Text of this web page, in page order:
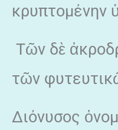
κρυπτομένην
Τῶν δὲ
τῶν
Διόνυσος